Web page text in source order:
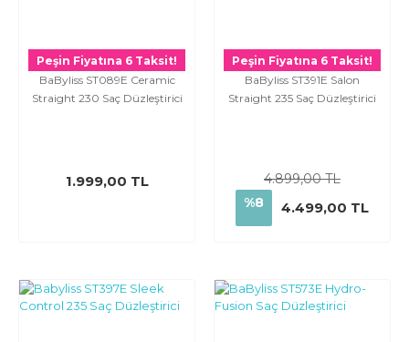
Peşin Fiyatına 6 Taksit!
BaByliss ST089E Ceramic
Straight 230 Saç Düzleştirici
1.999,00 TL
Peşin Fiyatına 6 Taksit!
BaByliss ST391E Salon
Straight 235 Saç Düzleştirici
4.899,00 TL
%8
4.499,00 TL